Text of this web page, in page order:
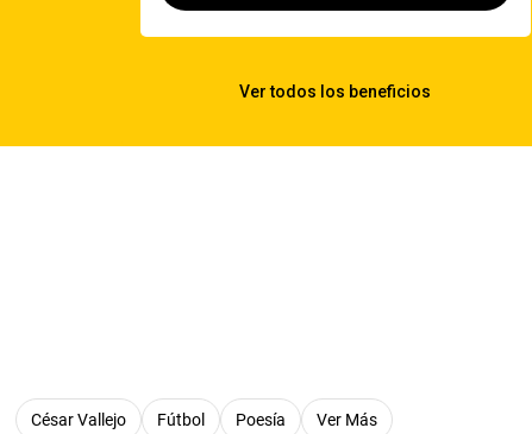
César Vallejo Fútbol Poesía Ver Más